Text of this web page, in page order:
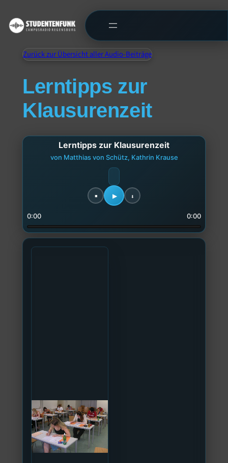
Zurück zur Übersicht aller Audio-Beiträge
Lerntipps zur
Klausurenzeit
Lerntipps zur Klausurenzeit
von Matthias von Schütz, Kathrin Krause
0:00 0:00